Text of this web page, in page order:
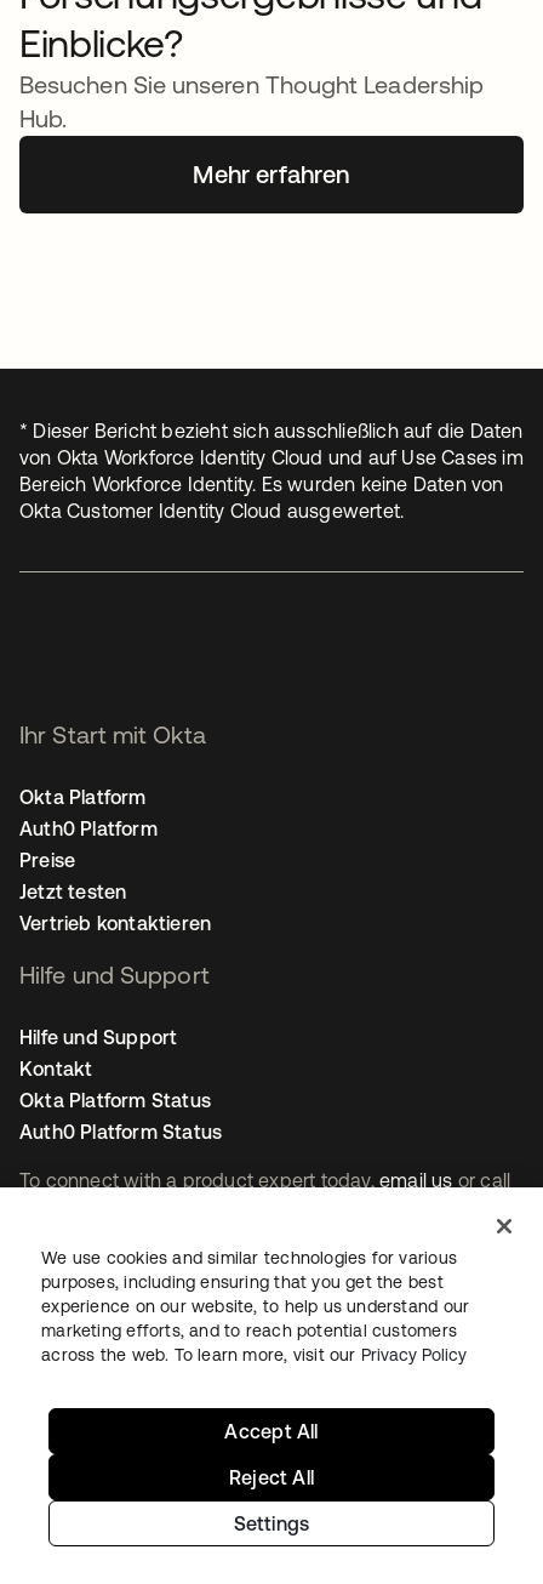
Einblicke?
Besuchen Sie unseren Thought Leadership
Hub.
Mehr erfahren
* Dieser Bericht bezieht sich ausschließlich auf die Daten
von Okta Workforce Identity Cloud und auf Use Cases im
Bereich Workforce Identity. Es wurden keine Daten von
Okta Customer Identity Cloud ausgewertet.
To connect with a product expert today, email us or call
Kontakt
wird in einer neuen Registerkarte geöffnet
wird in einer neuen Registerkarte geöffnet
wird in einer neuen Registerkarte geöffnet
Ihr Start mit Okta
Okta Platform
Auth0 Platform
Preise
Jetzt testen
Vertrieb kontaktieren
Hilfe und Support
Hilfe und Support
Kontakt
Okta Platform Status
Auth0 Platform Status
We use cookies and similar technologies for various
purposes, including ensuring that you get the best
experience on our website, to help us understand our
marketing efforts, and to reach potential customers
across the web. To learn more, visit our Privacy Policy
Settings
Reject All
Accept All